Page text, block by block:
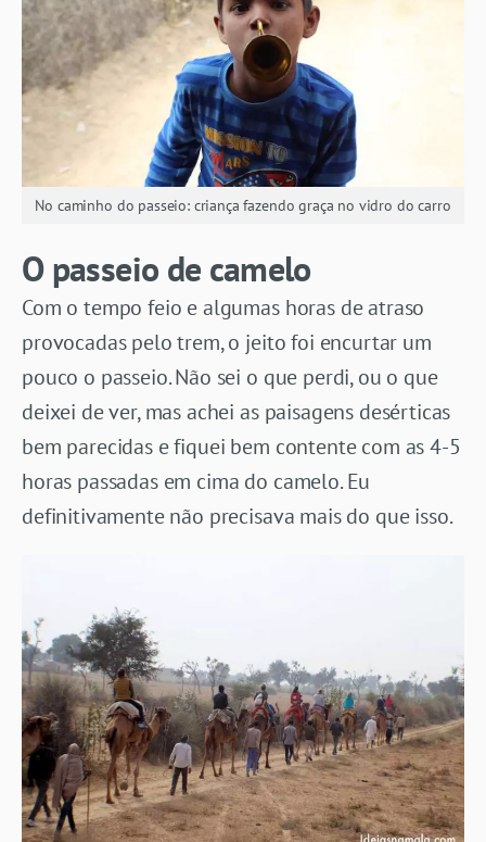
No caminho do passeio: criança fazendo graça no vidro do carro
O passeio de camelo
Com o tempo feio e algumas horas de atraso
provocadas pelo trem, o jeito foi encurtar um
pouco o passeio. Não sei o que perdi, ou o que
deixei de ver, mas achei as paisagens desérticas
bem parecidas e fiquei bem contente com as 4-5
horas passadas em cima do camelo. Eu
definitivamente não precisava mais do que isso.